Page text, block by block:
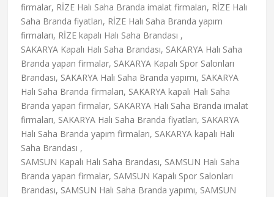
firmalar, RİZE Halı Saha Branda imalat firmaları, RİZE Halı
Saha Branda fiyatları, RİZE Halı Saha Branda yapım
firmaları, RİZE kapalı Halı Saha Brandası ,
SAKARYA Kapalı Halı Saha Brandası, SAKARYA Halı Saha
Branda yapan firmalar, SAKARYA Kapalı Spor Salonları
Brandası, SAKARYA Halı Saha Branda yapımı, SAKARYA
Halı Saha Branda firmaları, SAKARYA kapalı Halı Saha
Branda yapan firmalar, SAKARYA Halı Saha Branda imalat
firmaları, SAKARYA Halı Saha Branda fiyatları, SAKARYA
Halı Saha Branda yapım firmaları, SAKARYA kapalı Halı
Saha Brandası ,
SAMSUN Kapalı Halı Saha Brandası, SAMSUN Halı Saha
Branda yapan firmalar, SAMSUN Kapalı Spor Salonları
Brandası, SAMSUN Halı Saha Branda yapımı, SAMSUN